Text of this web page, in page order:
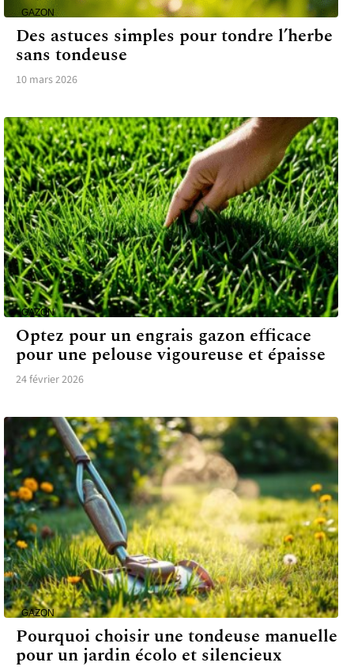
GAZON
Des astuces simples pour tondre l’herbe
sans tondeuse
10 mars 2026
GAZON
Optez pour un engrais gazon efficace
pour une pelouse vigoureuse et épaisse
24 février 2026
GAZON
Pourquoi choisir une tondeuse manuelle
pour un jardin écolo et silencieux